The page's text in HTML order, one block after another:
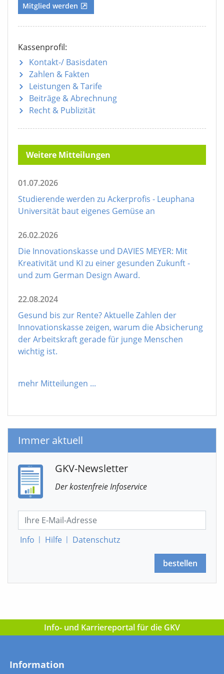
Mitglied werden
Kassenprofil:
Kontakt-/ Basisdaten
Zahlen & Fakten
Leistungen & Tarife
Beiträge & Abrechnung
Recht & Publizität
Weitere Mitteilungen
01.07.2026
Studierende werden zu Ackerprofis - Leuphana
Universität baut eigenes Gemüse an
26.02.2026
Die Innovationskasse und DAVIES MEYER: Mit
Kreativität und KI zu einer gesunden Zukunft -
und zum German Design Award.
22.08.2024
Gesund bis zur Rente? Aktuelle Zahlen der
Innovationskasse zeigen, warum die Absicherung
der Arbeitskraft gerade für junge Menschen
wichtig ist.
mehr Mitteilungen ...
Immer aktuell
GKV-Newsletter
Der kostenfreie Infoservice
Info | Hilfe | Datenschutz
bestellen
Info- und Karriereportal für die GKV
Information